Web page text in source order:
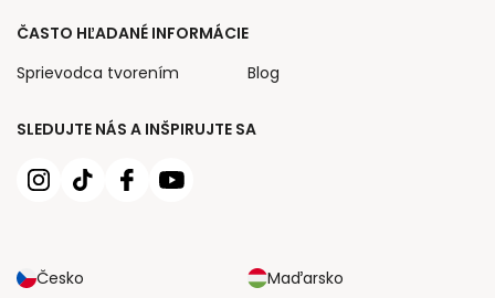
SLEDUJTE NÁS A INŠPIRUJTE SA
Česko
Maďarsko
ČASTO HĽADANÉ INFORMÁCIE
Sprievodca tvorením
Blog